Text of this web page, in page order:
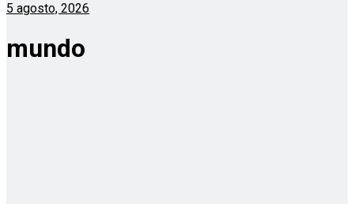
5 agosto, 2026
mundo